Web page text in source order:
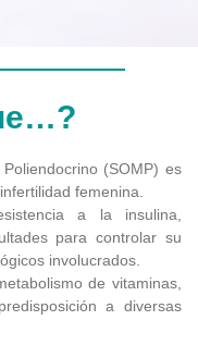
(SOMP) es
femenina.
a la insulina,
para controlar su
involucrados.
de vitaminas,
a diversas